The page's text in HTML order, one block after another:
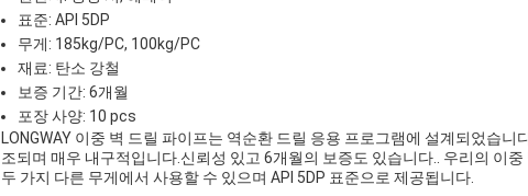
표준: API 5DP
무게: 185kg/PC, 100kg/PC
재료: 탄소 강철
보증 기간: 6개월
포장 사양: 10 pcs
LONGWAY 이중 벽 드릴 파이프는 역순환 드릴 응용 프로그램에 설계되었습니
조되며 매우 내구적입니다.신뢰성 있고 6개월의 보증도 있습니다.. 우리의 이
두 가지 다른 무게에서 사용할 수 있으며 API 5DP 표준으로 제공됩니다.